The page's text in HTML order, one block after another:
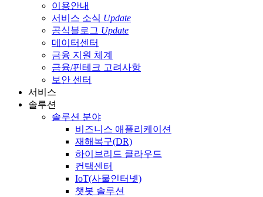
이용안내
서비스 소식 Update
공식블로그 Update
데이터센터
금융 지원 체계
금융/핀테크 고려사항
보안 센터
서비스
솔루션
솔루션 분야
비즈니스 애플리케이션
재해복구(DR)
하이브리드 클라우드
컨택센터
IoT(사물인터넷)
챗봇 솔루션